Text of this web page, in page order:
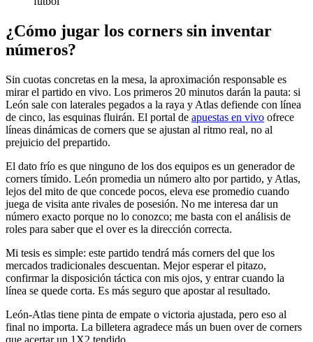
¿Cómo jugar los corners sin inventar
números?
Sin cuotas concretas en la mesa, la aproximación responsable es
mirar el partido en vivo. Los primeros 20 minutos darán la pauta: si
León sale con laterales pegados a la raya y Atlas defiende con línea
de cinco, las esquinas fluirán. El portal de apuestas en vivo ofrece
líneas dinámicas de corners que se ajustan al ritmo real, no al
prejuicio del prepartido.
El dato frío es que ninguno de los dos equipos es un generador de
corners tímido. León promedia un número alto por partido, y Atlas,
lejos del mito de que concede pocos, eleva ese promedio cuando
juega de visita ante rivales de posesión. No me interesa dar un
número exacto porque no lo conozco; me basta con el análisis de
roles para saber que el over es la dirección correcta.
Mi tesis es simple: este partido tendrá más corners del que los
mercados tradicionales descuentan. Mejor esperar el pitazo,
confirmar la disposición táctica con mis ojos, y entrar cuando la
línea se quede corta. Es más seguro que apostar al resultado.
León-Atlas tiene pinta de empate o victoria ajustada, pero eso al
final no importa. La billetera agradece más un buen over de corners